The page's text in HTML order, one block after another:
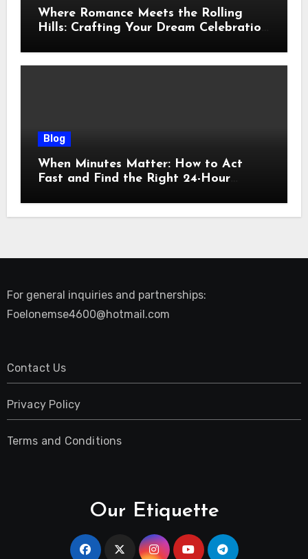
Where Romance Meets the Rolling
Hills: Crafting Your Dream Celebration
Blog
When Minutes Matter: How to Act
Fast and Find the Right 24-Hour
For general inquiries and partnerships:
Foelonemse4600@hotmail.com
Contact Us
Privacy Policy
Terms and Conditions
Our Etiquette